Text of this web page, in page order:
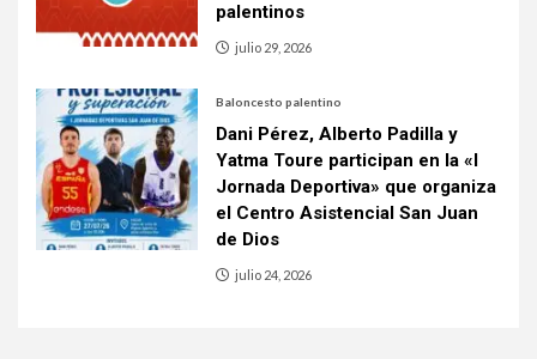
palentinos
julio 29, 2026
Baloncesto palentino
Dani Pérez, Alberto Padilla y
Yatma Toure participan en la «I
Jornada Deportiva» que organiza
el Centro Asistencial San Juan
de Dios
julio 24, 2026